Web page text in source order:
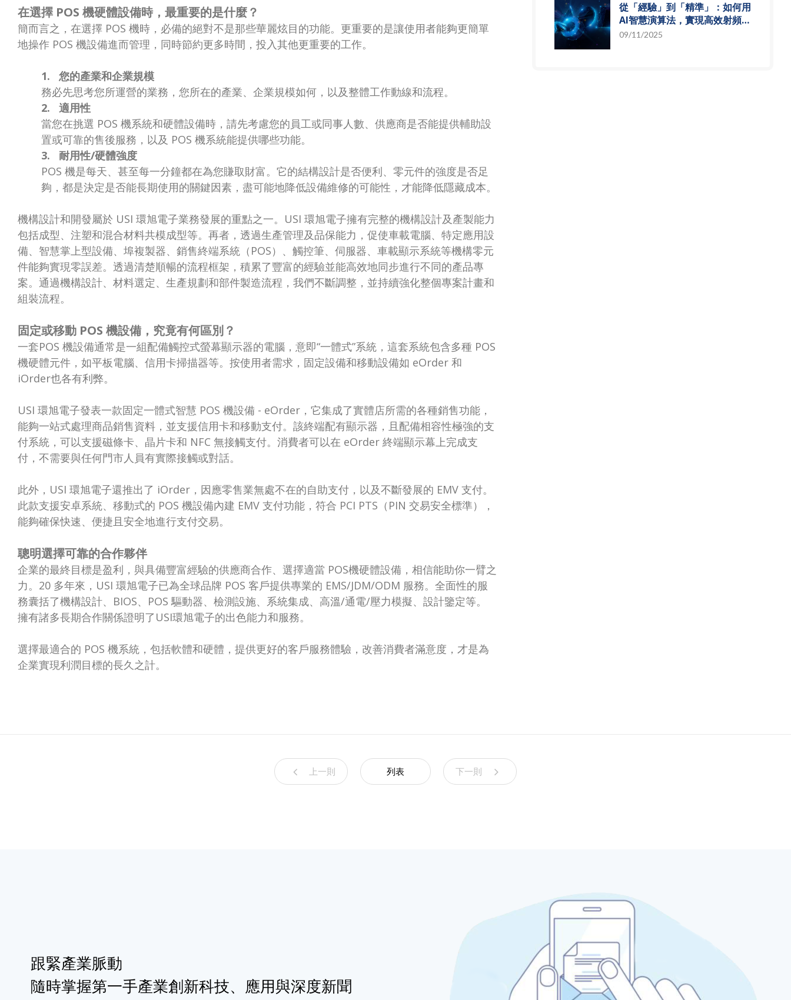
在選擇 POS 機硬體設備時，最重要的是什麼？
簡而言之，在選擇 POS 機時，必備的絕對不是那些華麗炫目的功能。更重要的是讓使用者能夠更簡單
地操作 POS 機設備進而管理，同時節約更多時間，投入其他更重要的工作。
1. 您的產業和企業規模
務必先思考您所運營的業務，您所在的產業、企業規模如何，以及整體工作動線和流程。
2. 適用性
當您在挑選 POS 機系統和硬體設備時，請先考慮您的員工或同事人數、供應商是否能提供輔助設
置或可靠的售後服務，以及 POS 機系統能提供哪些功能。
3. 耐用性/硬體強度
POS 機是每天、甚至每一分鐘都在為您賺取財富。它的結構設計是否便利、零元件的強度是否足
夠，都是決定是否能長期使用的關鍵因素，盡可能地降低設備維修的可能性，才能降低隱藏成本。
機構設計和開發屬於 USI 環旭電子業務發展的重點之一。USI 環旭電子擁有完整的機構設計及產製能力
包括成型、注塑和混合材料共模成型等。再者，透過生產管理及品保能力，促使車載電腦、特定應用設
備、智慧掌上型設備、埠複製器、銷售終端系統（POS）、觸控筆、伺服器、車載顯示系統等機構零元
件能夠實現零誤差。透過清楚順暢的流程框架，積累了豐富的經驗並能高效地同步進行不同的產品專
案。通過機構設計、材料選定、生產規劃和部件製造流程，我們不斷調整，並持續強化整個專案計畫和
組裝流程。
固定或移動 POS 機設備，究竟有何區別？
一套POS 機設備通常是一組配備觸控式螢幕顯示器的電腦，意即“一體式”系統，這套系統包含多種 POS
機硬體元件，如平板電腦、信用卡掃描器等。按使用者需求，固定設備和移動設備如 eOrder 和
iOrder也各有利弊。
USI 環旭電子發表一款固定一體式智慧 POS 機設備 - eOrder，它集成了實體店所需的各種銷售功能，
能夠一站式處理商品銷售資料，並支援信用卡和移動支付。該終端配有顯示器，且配備相容性極強的支
付系統，可以支援磁條卡、晶片卡和 NFC 無接觸支付。消費者可以在 eOrder 終端顯示幕上完成支
付，不需要與任何門市人員有實際接觸或對話。
此外，USI 環旭電子還推出了 iOrder，因應零售業無處不在的自助支付，以及不斷發展的 EMV 支付。
此款支援安卓系統、移動式的 POS 機設備內建 EMV 支付功能，符合 PCI PTS（PIN 交易安全標準），
能夠確保快速、便捷且安全地進行支付交易。
聰明選擇可靠的合作夥伴
企業的最終目標是盈利，與具備豐富經驗的供應商合作、選擇適當 POS機硬體設備，相信能助你一臂之
力。20 多年來，USI 環旭電子已為全球品牌 POS 客戶提供專業的 EMS/JDM/ODM 服務。全面性的服
務囊括了機構設計、BIOS、POS 驅動器、檢測設施、系統集成、高溫/通電/壓力模擬、設計鑒定等。
擁有諸多長期合作關係證明了USI環旭電子的出色能力和服務。
選擇最適合的 POS 機系統，包括軟體和硬體，提供更好的客戶服務體驗，改善消費者滿意度，才是為
企業實現利潤目標的長久之計。
從「經驗」到「精準」：如何用
AI智慧演算法，實現高效射頻預
測模型
09/11/2025
上一則 列表 下一則
跟緊產業脈動
隨時掌握第一手產業創新科技、應用與深度新聞